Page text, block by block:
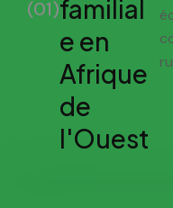
(01)familial
e en
Afrique
de
l'Ouest